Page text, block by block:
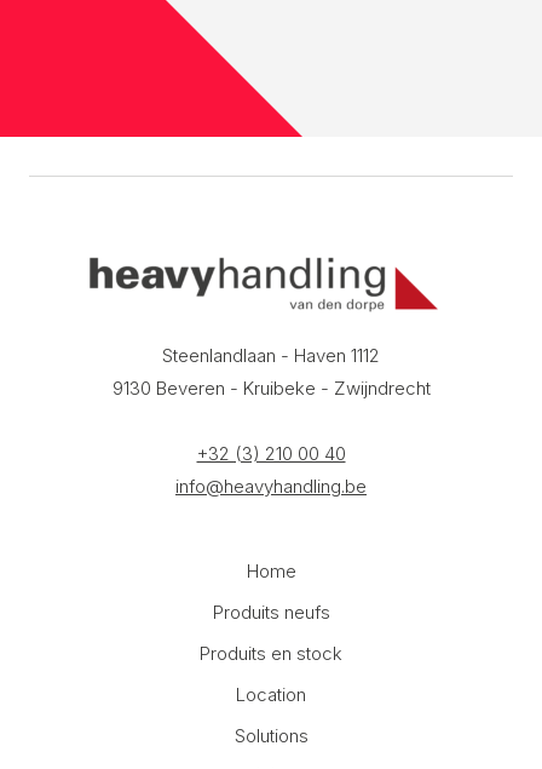
Steenlandlaan - Haven 1112
9130 Beveren - Kruibeke - Zwijndrecht
+32 (3) 210 00 40
info@heavyhandling.be
Home
Produits neufs
Produits en stock
Location
Solutions